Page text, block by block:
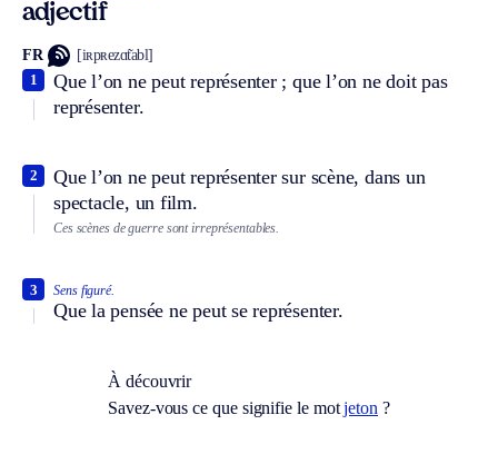
adjectif
FR [iʀpʀezɑ̃tabl]
Que l’on ne peut représenter ; que l’on ne doit pas
représenter.
1
Que l’on ne peut représenter sur scène, dans un
spectacle, un film.
2
Ces scènes de guerre sont irreprésentables.
Sens figuré.
Que la pensée ne peut se représenter.
3
À découvrir
Savez-vous ce que signifie le motjeton ?